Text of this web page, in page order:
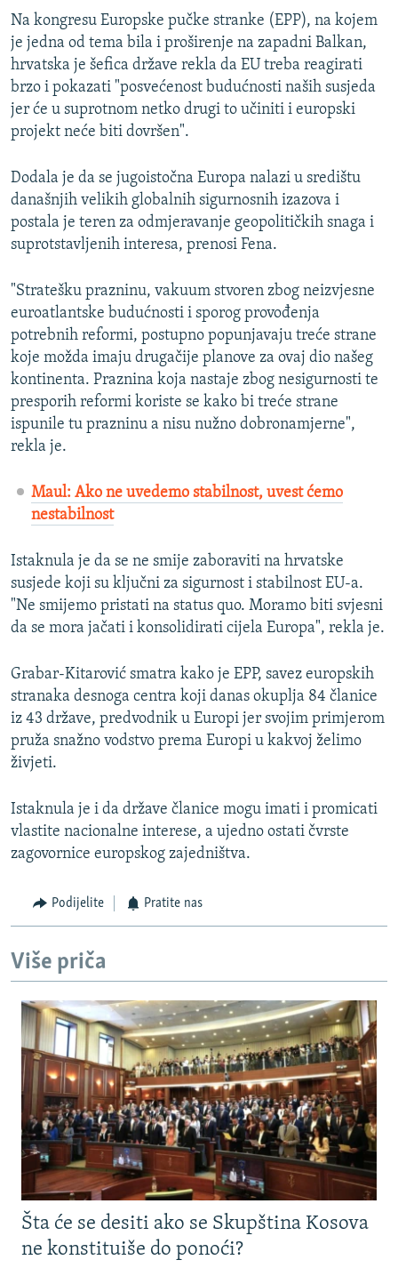
SVE KARTE DEJTONA
NASTANAK I RASPAD JUGOSLAVIJE
Na kongresu Europske pučke stranke (EPP), na kojem
je jedna od tema bila i proširenje na zapadni Balkan,
hrvatska je šefica države rekla da EU treba reagirati
brzo i pokazati "posvećenost budućnosti naših susjeda
jer će u suprotnom netko drugi to učiniti i europski
projekt neće biti dovršen".
Dodala je da se jugoistočna Europa nalazi u središtu
današnjih velikih globalnih sigurnosnih izazova i
postala je teren za odmjeravanje geopolitičkih snaga i
suprotstavljenih interesa, prenosi Fena.
"Stratešku prazninu, vakuum stvoren zbog neizvjesne
euroatlantske budućnosti i sporog provođenja
potrebnih reformi, postupno popunjavaju treće strane
koje možda imaju drugačije planove za ovaj dio našeg
kontinenta. Praznina koja nastaje zbog nesigurnosti te
presporih reformi koriste se kako bi treće strane
ispunile tu prazninu a nisu nužno dobronamjerne",
rekla je.
Maul: Ako ne uvedemo stabilnost, uvest ćemo
nestabilnost
Istaknula je da se ne smije zaboraviti na hrvatske
susjede koji su ključni za sigurnost i stabilnost EU-a.
"Ne smijemo pristati na status quo. Moramo biti svjesni
da se mora jačati i konsolidirati cijela Europa", rekla je.
Grabar-Kitarović smatra kako je EPP, savez europskih
stranaka desnoga centra koji danas okuplja 84 članice
iz 43 države, predvodnik u Europi jer svojim primjerom
pruža snažno vodstvo prema Europi u kakvoj želimo
živjeti.
Istaknula je i da države članice mogu imati i promicati
vlastite nacionalne interese, a ujedno ostati čvrste
zagovornice europskog zajedništva.
Podijelite Pratite nas
Više priča
Šta će se desiti ako se Skupština Kosova
ne konstituiše do ponoći?